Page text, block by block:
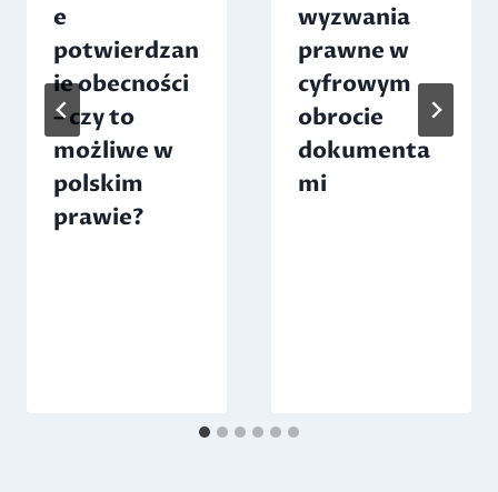
e
potwierdzan
ie obecności
– czy to
możliwe w
polskim
prawie?
wyzwania
prawne w
cyfrowym
obrocie
dokumenta
mi